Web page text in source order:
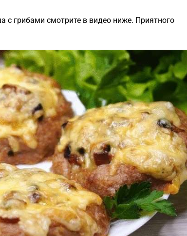
с грибами смотрите в видео ниже. Приятного